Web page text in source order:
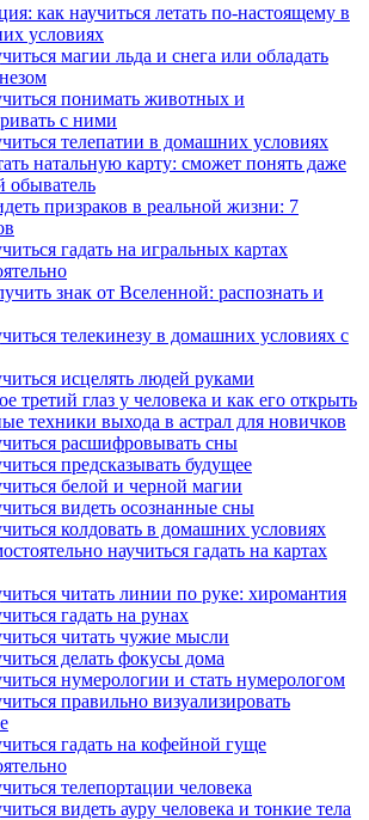
как научиться летать по-настоящему в
условиях
магии льда и снега или обладать
понимать животных и
с ними
телепатии в домашних условиях
натальную карту: сможет понять даже
обыватель
призраков в реальной жизни: 7
гадать на игральных картах
знак от Вселенной: распознать и
телекинезу в домашних условиях с
исцелять людей руками
третий глаз у человека и как его открыть
техники выхода в астрал для новичков
расшифровывать сны
предсказывать будущее
белой и черной магии
видеть осознанные сны
колдовать в домашних условиях
научиться гадать на картах
читать линии по руке: хиромантия
гадать на рунах
читать чужие мысли
делать фокусы дома
нумерологии и стать нумерологом
правильно визуализировать
гадать на кофейной гуще
телепортации человека
видеть ауру человека и тонкие тела